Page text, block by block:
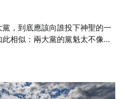
，到底應該向誰投下神聖的一
相似：兩大黨的黨魁太不像
。